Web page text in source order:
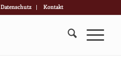
Datenschutz Kontakt